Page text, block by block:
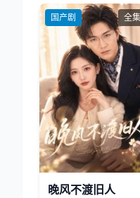
国产剧 全集
晚风不渡旧人